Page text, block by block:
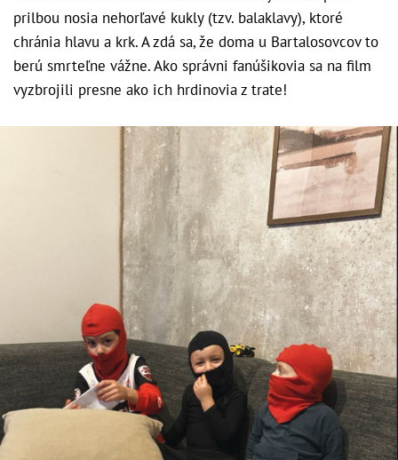
prilbou nosia nehorľavé kukly (tzv. balaklavy), ktoré
chránia hlavu a krk. A zdá sa, že doma u Bartalosovcov to
berú smrteľne vážne. Ako správni fanúšikovia sa na film
vyzbrojili presne ako ich hrdinovia z trate!